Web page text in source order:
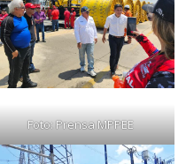
Foto: Prensa MPPEE